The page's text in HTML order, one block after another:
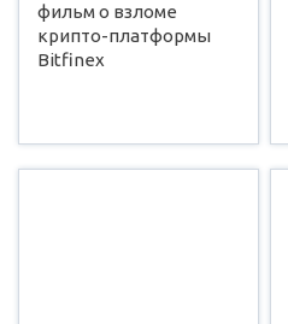
фильм о взломе
крипто-платформы
Bitfinex